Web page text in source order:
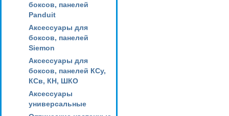
боксов, панелей
Panduit
Аксессуары для
боксов, панелей
Siemon
Аксессуары для
боксов, панелей КСу,
КСв, КН, ШКО
Аксессуары
универсальные